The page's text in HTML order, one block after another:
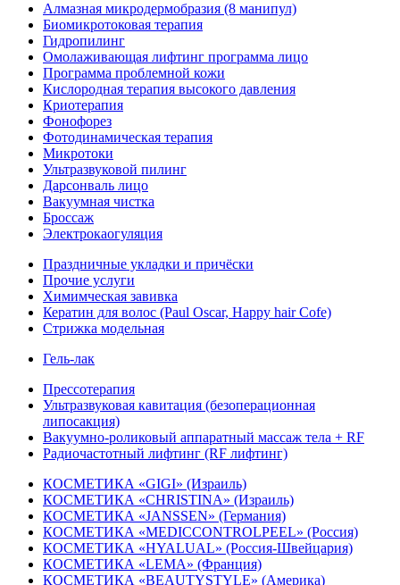
Алмазная микродермобразия (8 манипул)
Биомикротоковая терапия
Гидропилинг
Омолаживающая лифтинг программа лицо
Программа проблемной кожи
Кислородная терапия высокого давления
Криотерапия
Фонофорез
Фотодинамическая терапия
Микротоки
Ультразвуковой пилинг
Дарсонваль лицо
Вакуумная чистка
Броссаж
Электрокаогуляция
Праздничные укладки и причёски
Прочие услуги
Химимческая завивка
Кератин для волос (Paul Oscar, Happy hair Cofe)
Стрижка модельная
Гель-лак
Прессотерапия
Ультразвуковая кавитация (безоперационная
липосакция)
Вакуумно-роликовый аппаратный массаж тела + RF
Радиочастотный лифтинг (RF лифтинг)
КОСМЕТИКА «GIGI» (Израиль)
КОСМЕТИКА «CHRISTINA» (Израиль)
КОСМЕТИКА «JANSSEN» (Германия)
КОСМЕТИКА «MEDICCONTROLPEEL» (Россия)
КОСМЕТИКА «HYALUAL» (Россия-Швейцария)
КОСМЕТИКА «LEMA» (Франция)
КОСМЕТИКА «BEAUTYSTYLE» (Америка)